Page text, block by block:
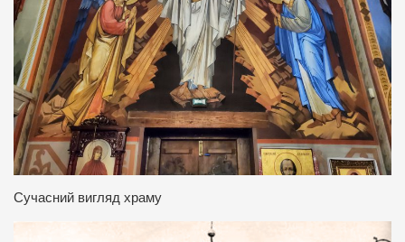
Сучасний вигляд храму